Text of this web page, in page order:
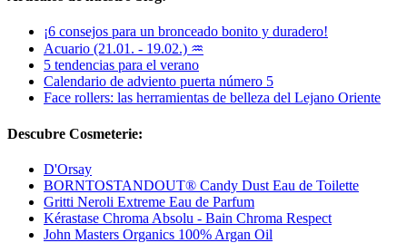
¡6 consejos para un bronceado bonito y duradero!
Acuario (21.01. - 19.02.) ♒
5 tendencias para el verano
Calendario de adviento puerta número 5
Face rollers: las herramientas de belleza del Lejano Oriente
Descubre Cosmeterie:
D'Orsay
BORNTOSTANDOUT® Candy Dust Eau de Toilette
Gritti Neroli Extreme Eau de Parfum
Kérastase Chroma Absolu - Bain Chroma Respect
John Masters Organics 100% Argan Oil